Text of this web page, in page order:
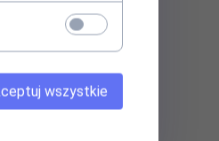
wszystkie